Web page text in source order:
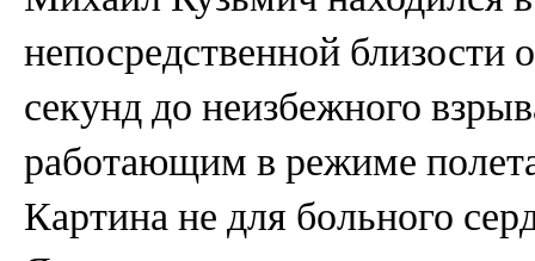
непосредственной близости
секунд до неизбежного
работающим в режиме
Картина не для больного